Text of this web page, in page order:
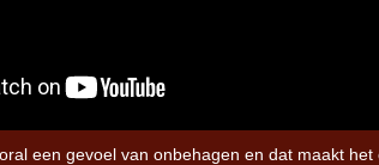
een gevoel van onbehagen en dat maakt